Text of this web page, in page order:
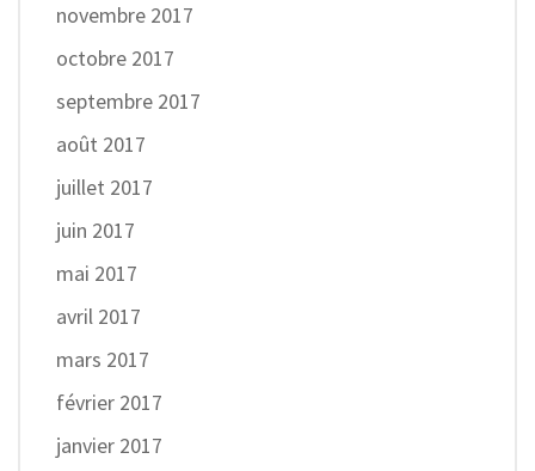
novembre 2017
octobre 2017
septembre 2017
août 2017
juillet 2017
juin 2017
mai 2017
avril 2017
mars 2017
février 2017
janvier 2017